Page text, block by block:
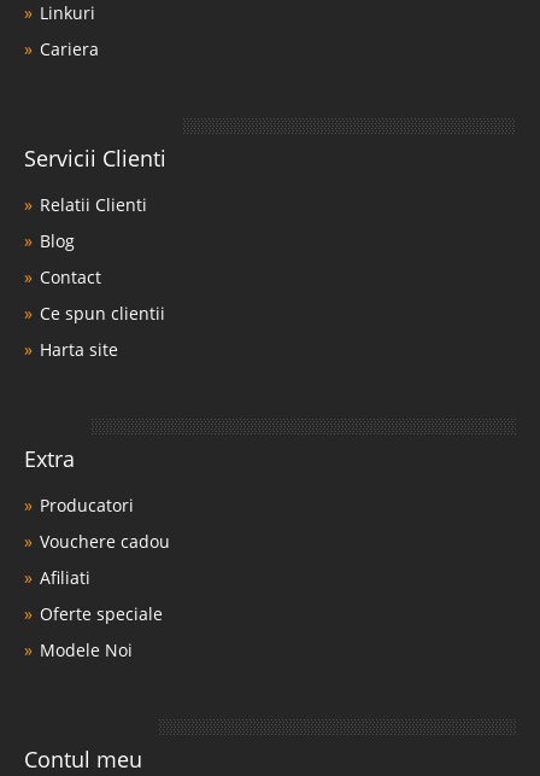
Linkuri
Cariera
Servicii Clienti
Relatii Clienti
Blog
Contact
Ce spun clientii
Harta site
Extra
Producatori
Vouchere cadou
Afiliati
Oferte speciale
Modele Noi
Contul meu